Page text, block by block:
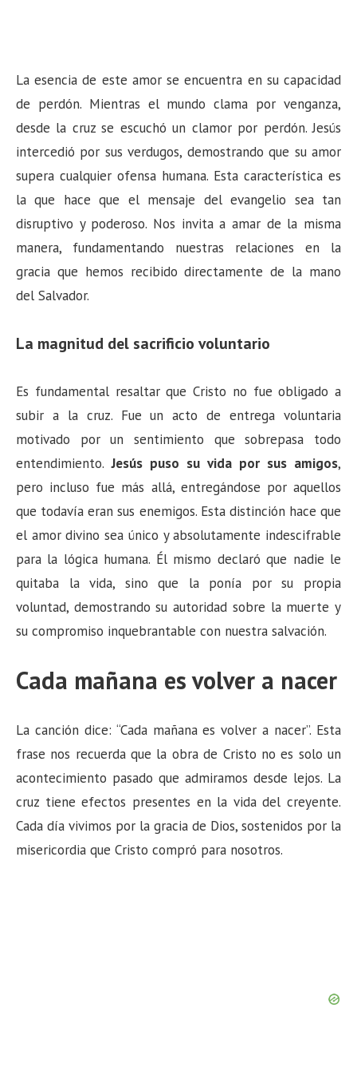
La esencia de este amor se encuentra en su capacidad
de perdón. Mientras el mundo clama por venganza,
desde la cruz se escuchó un clamor por perdón. Jesús
intercedió por sus verdugos, demostrando que su amor
supera cualquier ofensa humana. Esta característica es
la que hace que el mensaje del evangelio sea tan
disruptivo y poderoso. Nos invita a amar de la misma
manera, fundamentando nuestras relaciones en la
gracia que hemos recibido directamente de la mano
del Salvador.
La magnitud del sacrificio voluntario
Es fundamental resaltar que Cristo no fue obligado a
subir a la cruz. Fue un acto de entrega voluntaria
motivado por un sentimiento que sobrepasa todo
entendimiento.Jesús puso su vida por sus amigos,
pero incluso fue más allá, entregándose por aquellos
que todavía eran sus enemigos. Esta distinción hace que
el amor divino sea único y absolutamente indescifrable
para la lógica humana. Él mismo declaró que nadie le
quitaba la vida, sino que la ponía por su propia
voluntad, demostrando su autoridad sobre la muerte y
su compromiso inquebrantable con nuestra salvación.
Cada mañana es volver a nacer
La canción dice: “Cada mañana es volver a nacer”. Esta
frase nos recuerda que la obra de Cristo no es solo un
acontecimiento pasado que admiramos desde lejos. La
cruz tiene efectos presentes en la vida del creyente.
Cada día vivimos por la gracia de Dios, sostenidos por la
misericordia que Cristo compró para nosotros.